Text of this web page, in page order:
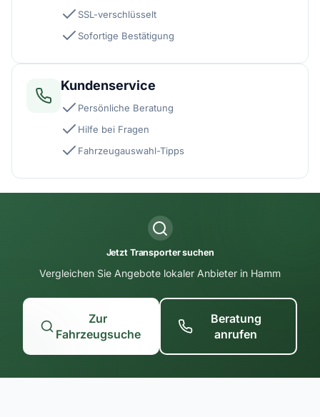
SSL-verschlüsselt
Sofortige Bestätigung
Kundenservice
Persönliche Beratung
Hilfe bei Fragen
Fahrzeugauswahl-Tipps
Jetzt Transporter suchen
Vergleichen Sie Angebote lokaler Anbieter in Hamm
Zur
Fahrzeugsuche
Beratung
anrufen